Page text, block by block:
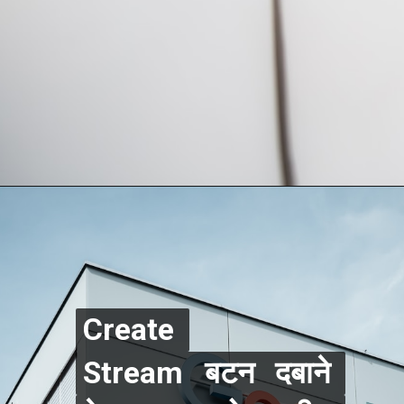
Create
Stream बटन दबाने
Create
Stream बटन दबाने